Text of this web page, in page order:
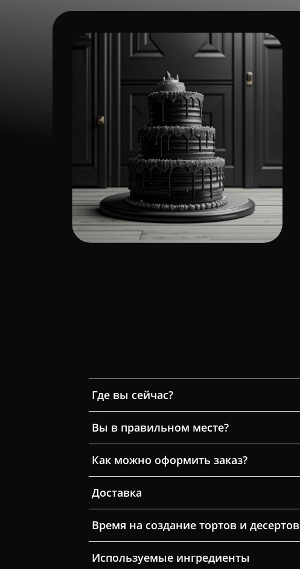
Где вы сейчас?
Вы в правильном месте?
Как можно оформить заказ?
Доставка
Время на создание тортов и десертов
Используемые ингредиенты